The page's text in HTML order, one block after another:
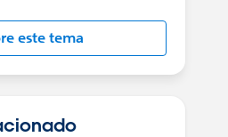
este tema